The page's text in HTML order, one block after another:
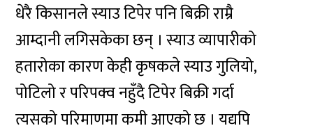
धेरै किसानले स्याउ टिपेर पनि बिक्री राम्रै
आम्दानी लगिसकेका छन् । स्याउ व्यापारीको
हतारोका कारण केही कृषकले स्याउ गुलियो,
पोटिलो र परिपक्व नहुँदै टिपेर बिक्री गर्दा
त्यसको परिमाणमा कमी आएको छ । यद्यपि